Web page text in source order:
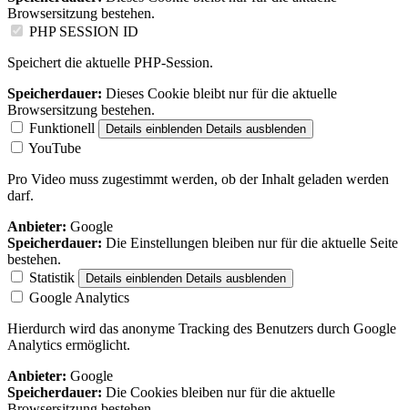
Browsersitzung bestehen.
PHP SESSION ID
Speichert die aktuelle PHP-Session.
Speicherdauer: Dieses Cookie bleibt nur für die aktuelle
Browsersitzung bestehen.
Funktionell
Details einblenden Details ausblenden
YouTube
Pro Video muss zugestimmt werden, ob der Inhalt geladen werden
darf.
Anbieter: Google
Speicherdauer: Die Einstellungen bleiben nur für die aktuelle Seite
bestehen.
Statistik
Details einblenden Details ausblenden
Google Analytics
Hierdurch wird das anonyme Tracking des Benutzers durch Google
Analytics ermöglicht.
Anbieter: Google
Speicherdauer: Die Cookies bleiben nur für die aktuelle